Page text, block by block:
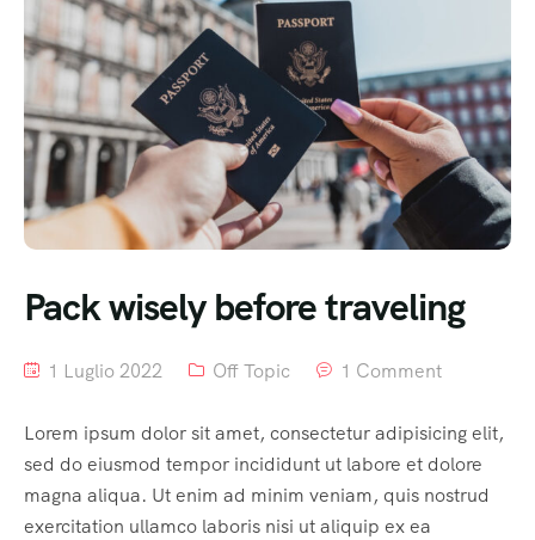
Pack wisely before traveling
1 Luglio 2022 Off Topic 1 Comment
Lorem ipsum dolor sit amet, consectetur adipisicing elit,
sed do eiusmod tempor incididunt ut labore et dolore
magna aliqua. Ut enim ad minim veniam, quis nostrud
exercitation ullamco laboris nisi ut aliquip ex ea